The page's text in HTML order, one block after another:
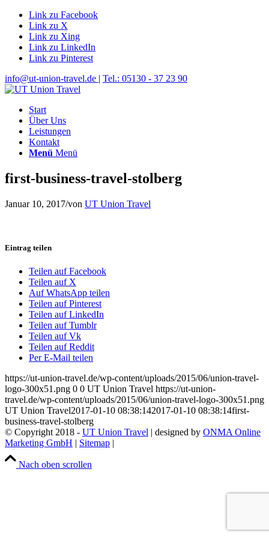
Link zu Facebook
Link zu X
Link zu Xing
Link zu LinkedIn
Link zu Pinterest
info@ut-union-travel.de | Tel.: 05130 - 37 23 90
Start
Über Uns
Leistungen
Kontakt
Menü Menü
first-business-travel-stolberg
Januar 10, 2017/von UT Union Travel
Eintrag teilen
Teilen auf Facebook
Teilen auf X
Auf WhatsApp teilen
Teilen auf Pinterest
Teilen auf LinkedIn
Teilen auf Tumblr
Teilen auf Vk
Teilen auf Reddit
Per E-Mail teilen
https://ut-union-travel.de/wp-content/uploads/2015/06/union-travel-
logo-300x51.png 0 0 UT Union Travel https://ut-union-
travel.de/wp-content/uploads/2015/06/union-travel-logo-300x51.png
UT Union Travel2017-01-10 08:38:142017-01-10 08:38:14first-
business-travel-stolberg
© Copyright 2018 - UT Union Travel | designed by ONMA Online
Marketing GmbH | Sitemap |
Nach oben scrollen